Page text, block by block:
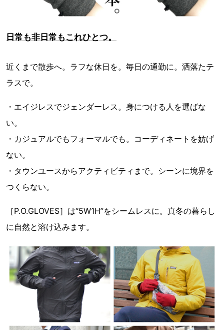
日常も非日常もこれひとつ。
近くまで散歩へ。ラフな休日を。毎日の通勤に。洒落たテ
ラスで。
・エイジレスでジェンダーレス。身につける人を選ばな
い。
・カジュアルでもフォーマルでも。コーディネートを妨げ
ない。
・タウンユースからアクティビティまで。シーンに境界を
つくらない。
［P.O.GLOVES］は“5W1H”をシームレスに。真冬の暮らし
に自然と溶け込みます。